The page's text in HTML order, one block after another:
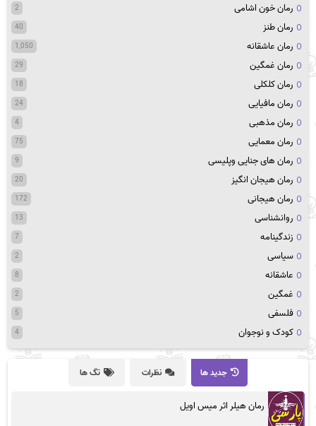
رمان خون اشامی 2
رمان طنز 40
رمان عاشقانه 1,050
رمان غمگین 29
رمان کلکلی 18
رمان مافیایی 24
رمان مذهبی 4
رمان معمایی 75
رمان های جنایی وپلیسی 9
رمان هیجان انگیز 20
رمان هیجانی 172
روانشناسی 13
زندگینامه 7
سیاسی 2
عاشقانه 8
غمگین 2
فلسفی 5
کودک و نوجوان 4
جدید ها نظرات تگ ها
رمان هیلر اثر میس اویل